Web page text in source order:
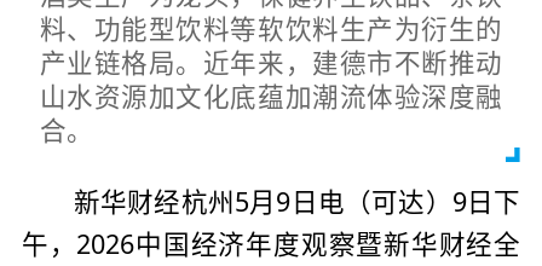
料、功能型饮料等软饮料生产为衍生的
产业链格局。近年来，建德市不断推动
山水资源加文化底蕴加潮流体验深度融
合。
新华财经杭州5月9日电（可达）9日下
午，2026中国经济年度观察暨新华财经全